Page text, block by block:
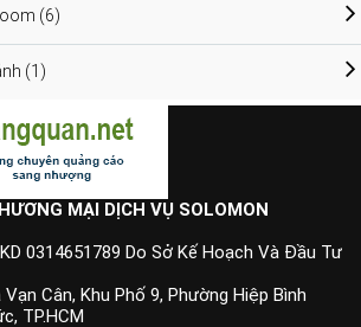
(6)
(1)
MẠI DỊCH VỤ SOLOMON
0314651789 Do Sở Kế Hoạch Và Đầu Tư
Cân, Khu Phố 9, Phường Hiệp Bình
TP.HCM